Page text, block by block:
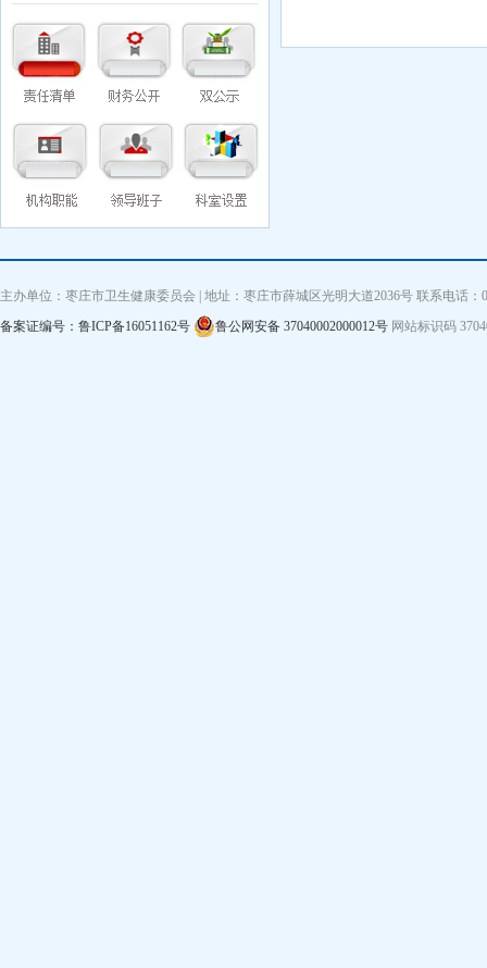
主办单位：枣庄市卫生健康委员会 | 地址：枣庄市薛城区光明大道2036号 联系电话
备案证编号：鲁ICP备16051162号
鲁公网安备 37040002000012号 网站标识码